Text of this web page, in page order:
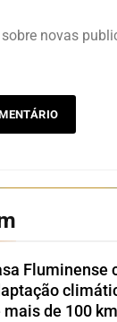
novas
Fluminense
mais de 100